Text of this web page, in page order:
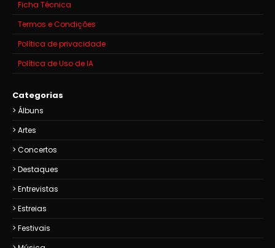
Ficha Técnica
Termos e Condições
Política de privacidade
Política de Uso de IA
Categorias
Álbuns
Artes
Concertos
Destaques
Entrevistas
Estreias
Festivais